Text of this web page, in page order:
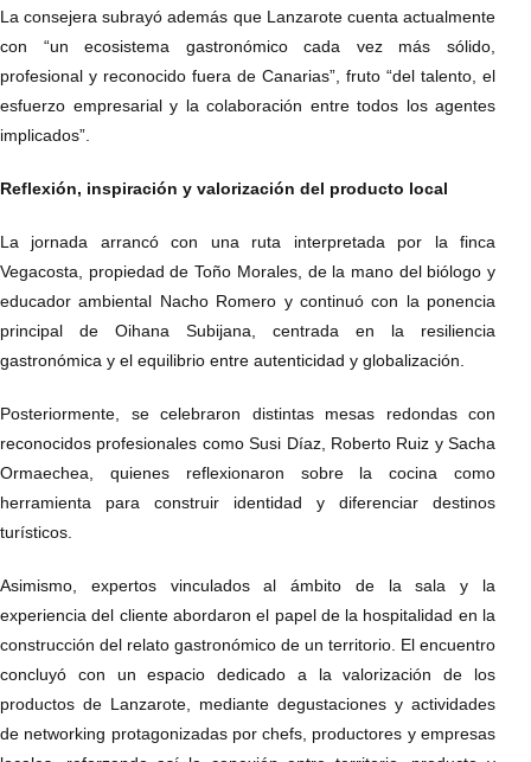
La consejera subrayó además que Lanzarote cuenta actualmente
con “un ecosistema gastronómico cada vez más sólido,
profesional y reconocido fuera de Canarias”, fruto “del talento, el
esfuerzo empresarial y la colaboración entre todos los agentes
implicados”.
Reflexión, inspiración y valorización del producto local
La jornada arrancó con una ruta interpretada por la finca
Vegacosta, propiedad de Toño Morales, de la mano del biólogo y
educador ambiental Nacho Romero y continuó con la ponencia
principal de Oihana Subijana, centrada en la resiliencia
gastronómica y el equilibrio entre autenticidad y globalización.
Posteriormente, se celebraron distintas mesas redondas con
reconocidos profesionales como Susi Díaz, Roberto Ruiz y Sacha
Ormaechea, quienes reflexionaron sobre la cocina como
herramienta para construir identidad y diferenciar destinos
turísticos.
Asimismo, expertos vinculados al ámbito de la sala y la
experiencia del cliente abordaron el papel de la hospitalidad en la
construcción del relato gastronómico de un territorio. El encuentro
concluyó con un espacio dedicado a la valorización de los
productos de Lanzarote, mediante degustaciones y actividades
de networking protagonizadas por chefs, productores y empresas